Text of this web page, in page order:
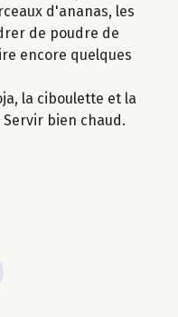
d'ananas, les
de poudre de
encore quelques
la ciboulette et la
bien chaud.